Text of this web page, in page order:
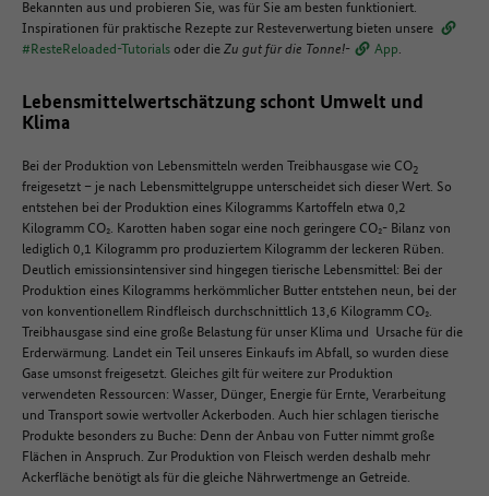
Bekannten aus und probieren Sie, was für Sie am besten funktioniert.
Inspirationen für praktische Rezepte zur Resteverwertung bieten unsere
#ResteReloaded-Tutorialsoder dieZu gut für die Tonne!- App.
Lebensmittelwertschätzung schont Umwelt und
Klima
Bei der Produktion von Lebensmitteln werden Treibhausgase wie CO2
freigesetzt – je nach Lebensmittelgruppe unterscheidet sich dieser Wert. So
entstehen bei der Produktion eines Kilogramms Kartoffeln etwa 0,2
Kilogramm CO₂. Karotten haben sogar eine noch geringere CO₂- Bilanz von
lediglich 0,1 Kilogramm pro produziertem Kilogramm der leckeren Rüben.
Deutlich emissionsintensiver sind hingegen tierische Lebensmittel: Bei der
Produktion eines Kilogramms herkömmlicher Butter entstehen neun, bei der
von konventionellem Rindfleisch durchschnittlich 13,6 Kilogramm CO₂.
Treibhausgase sind eine große Belastung für unser Klima und Ursache für die
Erderwärmung. Landet ein Teil unseres Einkaufs im Abfall, so wurden diese
Gase umsonst freigesetzt. Gleiches gilt für weitere zur Produktion
verwendeten Ressourcen: Wasser, Dünger, Energie für Ernte, Verarbeitung
und Transport sowie wertvoller Ackerboden. Auch hier schlagen tierische
Produkte besonders zu Buche: Denn der Anbau von Futter nimmt große
Flächen in Anspruch. Zur Produktion von Fleisch werden deshalb mehr
Ackerfläche benötigt als für die gleiche Nährwertmenge an Getreide.